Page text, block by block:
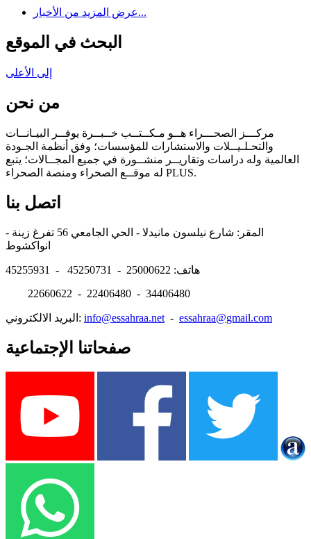
عرض المزيد من الأخبار...
البحث في الموقع
إلى الأعلى
من نحن
مركـــز الصحـــراء هــو مـكــتــب خــبــرة يوفــر البيـانــات
والتحـلـيــلات والاستشارات للمؤسسات؛ وفق أنظمة الجـودة
العالمية وله دراسات وتقاريــر منشــورة في جميع المجــالات؛ يتبع
له موقــع الصحراء ومنصة الصحراء PLUS.
اتصل بنا
المقر: شارع نيلسون مانيدلا - الحي الجامعي 56 تفرغ زينة -
هاتف: 25000622 - 45250731 - 45255931
22660622 - 22406480 - 34406480
البريد الالكتروني: info@essahraa.net- essahraa@gmail.com
صفحاتنا الإجتماعية